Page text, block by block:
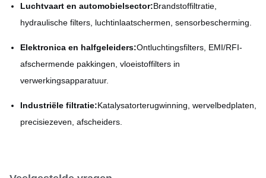
Luchtvaart en automobielsector:Brandstoffiltratie,
hydraulische filters, luchtinlaatschermen, sensorbescherming.
Elektronica en halfgeleiders:Ontluchtingsfilters, EMI/RFI-
afschermende pakkingen, vloeistoffilters in
verwerkingsapparatuur.
Industriële filtratie:Katalysatorterugwinning, wervelbedplaten,
precisiezeven, afscheiders.